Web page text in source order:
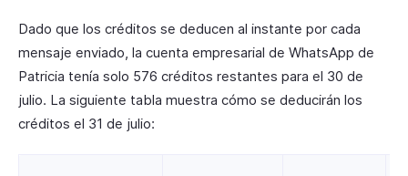
Dado que los créditos se deducen al instante por cada
mensaje enviado, la cuenta empresarial de WhatsApp de
Patricia tenía solo 576 créditos restantes para el 30 de
julio. La siguiente tabla muestra cómo se deducirán los
créditos el 31 de julio: